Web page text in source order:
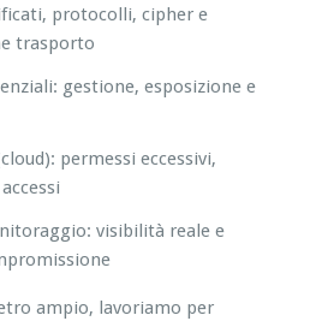
protocolli, cipher e
trasporto
gestione, esposizione e
permessi eccessivi,
visibilità reale e
ampio, lavoriamo per